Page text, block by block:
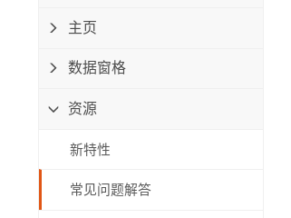
用于 GIS 和制图的基础系统
所有产品
主页
数据窗格
资源
新特性
常见问题解答